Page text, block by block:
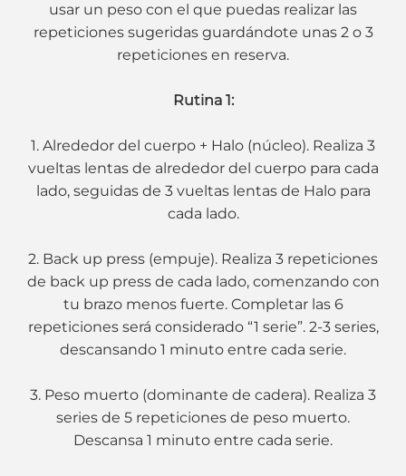
usar un peso con el que puedas realizar las
repeticiones sugeridas guardándote unas 2 o 3
repeticiones en reserva.
Rutina 1:
1. Alrededor del cuerpo + Halo (núcleo). Realiza 3
vueltas lentas de alrededor del cuerpo para cada
lado, seguidas de 3 vueltas lentas de Halo para
cada lado.
2. Back up press (empuje). Realiza 3 repeticiones
de back up press de cada lado, comenzando con
tu brazo menos fuerte. Completar las 6
repeticiones será considerado “1 serie”. 2-3 series,
descansando 1 minuto entre cada serie.
3. Peso muerto (dominante de cadera). Realiza 3
series de 5 repeticiones de peso muerto.
Descansa 1 minuto entre cada serie.